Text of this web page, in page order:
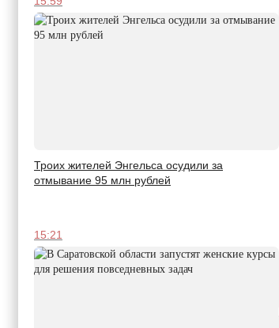
Троих жителей Энгельса осудили за
отмывание 95 млн рублей
15:21